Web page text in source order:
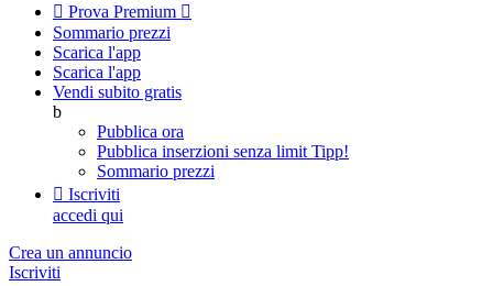
 Prova Premium 
Sommario prezzi
Scarica l'app
Scarica l'app
Vendi subito gratis
b
Pubblica ora
Pubblica inserzioni senza limit Tipp!
Sommario prezzi
 Iscriviti
accedi qui
Crea un annuncio
Iscriviti